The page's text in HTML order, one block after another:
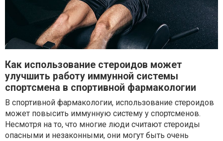
Как использование стероидов может
улучшить работу иммунной системы
спортсмена в спортивной фармакологии
В спортивной фармакологии, использование стероидов
может повысить иммунную систему у спортсменов.
Несмотря на то, что многие люди считают стероиды
опасными и незаконными, они могут быть очень